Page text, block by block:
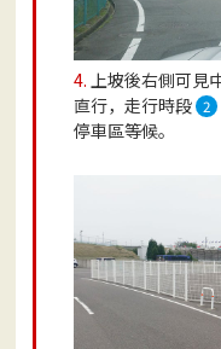
4. 上坡後右側可見
直行，走行時段 2
停車區等候。